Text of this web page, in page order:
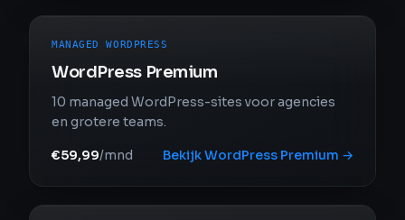
MANAGED WORDPRESS
WordPress Premium
10 managed WordPress-sites voor agencies
en grotere teams.
€59,99/mnd BekijkWordPress Premium →